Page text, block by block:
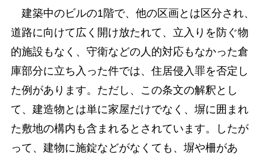
建築中のビルの1階で、他の区画とは区分され、
道路に向けて広く開け放たれて、立入りを防ぐ物
的施設もなく、守衛などの人的対応もなかった倉
庫部分に立ち入った件では、住居侵入罪を否定し
た例があります。ただし、この条文の解釈とし
て、建造物とは単に家屋だけでなく、塀に囲まれ
た敷地の構内も含まれるとされています。したが
って、建物に施錠などがなくても、塀や柵があ